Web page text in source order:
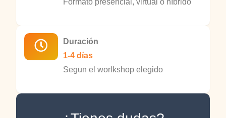
Formato presencial, virtual o híbrido
Duración
1-4 días
Segun el worlkshop elegido